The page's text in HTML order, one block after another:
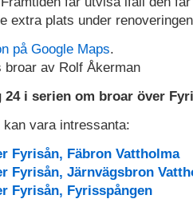
extra plats under
på Google Maps.
broar av Rolf Åkerman
24 i serien om broar över
vara intressanta:
Fyrisån, Fäbron Vattholma
Fyrisån, Järnvägsbron
Fyrisån, Fyrisspången